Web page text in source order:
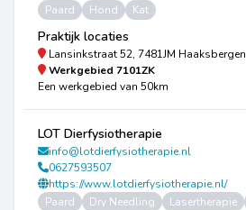
Paard
Hond Kat
Praktijk locaties
Lansinkstraat 52, 7481JM Haaksbergen
Werkgebied 7101ZK
Een werkgebied van 50km
LOT Dierfysiotherapie
info@lotdierfysiotherapie.nl
0627593507
https://www.lotdierfysiotherapie.nl/
Paard
Dry Needling Lasertherapie